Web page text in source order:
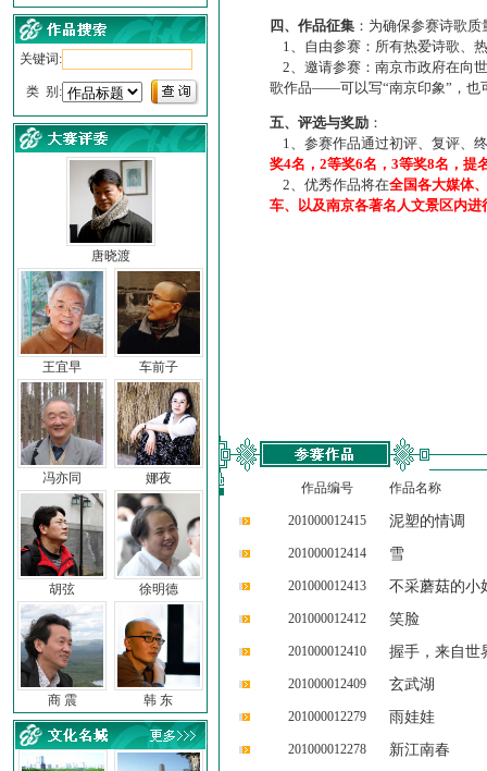
关键词:
类 别:
唐晓渡
王宜早 车前子
冯亦同 娜夜
胡弦 徐明德
商 震 韩 东
四、作品征集 ：为确保参赛诗歌
1、自由参赛：所有热爱诗歌、
2、邀请参赛：南京市政府在向
歌作品——可以写“南京印象”，也
五、评选与奖励 ：
1、参赛作品通过初评、复评、
奖4名，2等奖6名，3等奖8名，提
2、优秀作品将在全国各大媒体
车、以及南京各著名人文景区内进
作品编号 作品名称
201000012415 泥塑的情调
201000012414 雪
201000012413 不采蘑菇的小
201000012412 笑脸
201000012410 握手，来自世
201000012409 玄武湖
201000012279 雨娃娃
201000012278 新江南春